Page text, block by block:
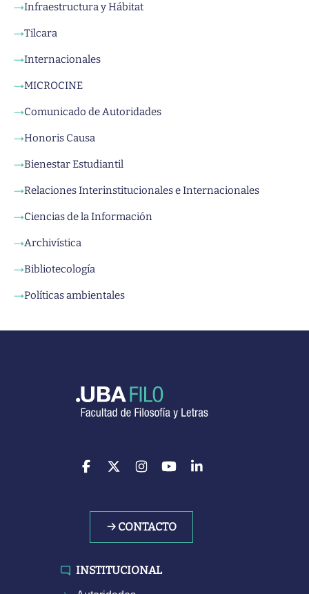
→Infraestructura y Hábitat
→Tilcara
→Internacionales
→MICROCINE
→Comunicado de Autoridades
→Honoris Causa
→Bienestar Estudiantil
→Relaciones Interinstitucionales e Internacionales
→Ciencias de la Información
→Archivística
→Bibliotecología
→Políticas ambientales
→ CONTACTO
INSTITUCIONAL